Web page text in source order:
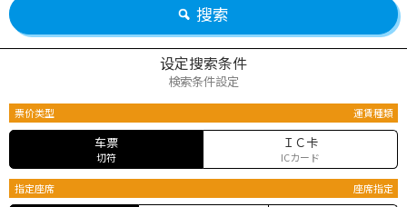
搜索
设定搜索条件
検索条件設定
票价类型 運賃種類
车票
切符
ＩＣ卡
ICカード
指定座席 座席指定